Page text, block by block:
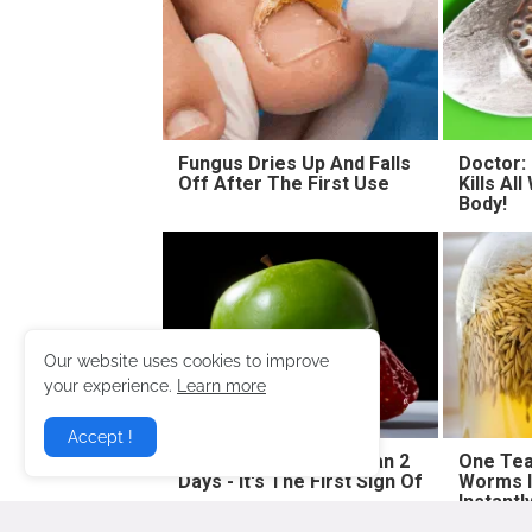
Fungus Dries Up And Falls
Off After The First Use
Doctor:
Kills All
Body!
No Poop For More Than 2
Days - It's The First Sign Of
One
Worms
Our website uses cookies to improve
your experience.
Learn more
Accept !